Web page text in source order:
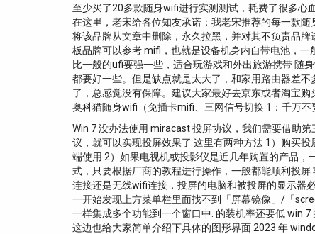
至少买了20多款随身wifi进行实测测试，耗费了很多心
在这里，老宋给各位知友承诺：我老宋推荐的每一款
将该品牌从文章中删除，永久拉黑，并对其不负责品
板品牌可以参考 mifi，也就是设备机身内自带电池，
比一般的ufi要强一些，适合玩游戏和外出旅游携带 随
都要好一些。但是缺点就是太大了，和家用路由器差
了，总感觉没有保障。建议大家最好去京东或者淘宝
奥科猫随身wifi（免插卡mifi、三网信号切换 1：千万不
Win 7 没办法使用 miracast 投屏协议，我们需要借助
议，就可以实现投屏效果了 这里有两种方法 1）购买
端使用 2）如果电视机或投影仪是近几年购置的产品
式，只要根据厂商的教程进行操作，一般都能顺利投
连接还是无线wifi连接，投屏的电脑和被投屏的显示器
一开始发现上方菜单栏里面找不到「屏幕镜像」/「
一样集成多个功能到一个窗口中. 的装机率还要低 win
这边也给大家简单介绍下具体的图形界面 2023 年